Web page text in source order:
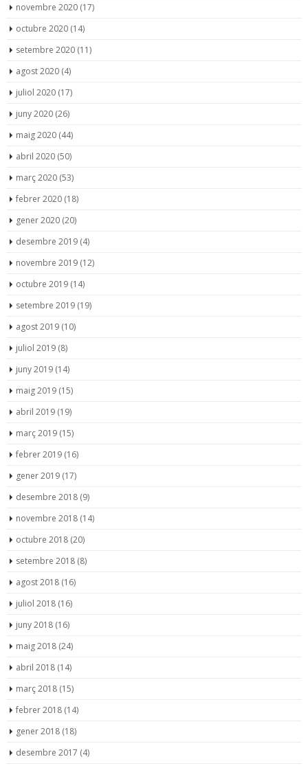
novembre 2020 (17)
octubre 2020 (14)
setembre 2020 (11)
agost 2020 (4)
juliol 2020 (17)
juny 2020 (26)
maig 2020 (44)
abril 2020 (50)
març 2020 (53)
febrer 2020 (18)
gener 2020 (20)
desembre 2019 (4)
novembre 2019 (12)
octubre 2019 (14)
setembre 2019 (19)
agost 2019 (10)
juliol 2019 (8)
juny 2019 (14)
maig 2019 (15)
abril 2019 (19)
març 2019 (15)
febrer 2019 (16)
gener 2019 (17)
desembre 2018 (9)
novembre 2018 (14)
octubre 2018 (20)
setembre 2018 (8)
agost 2018 (16)
juliol 2018 (16)
juny 2018 (16)
maig 2018 (24)
abril 2018 (14)
març 2018 (15)
febrer 2018 (14)
gener 2018 (18)
desembre 2017 (4)